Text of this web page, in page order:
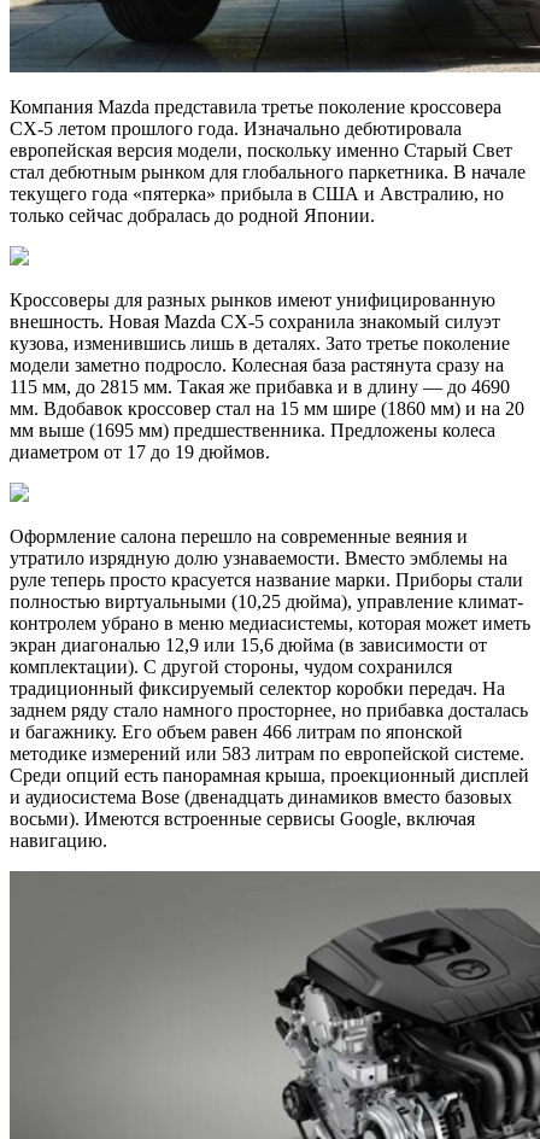
Компания Mazda представила третье поколение кроссовера
CX-5 летом прошлого года. Изначально дебютировала
европейская версия модели, поскольку именно Старый Свет
стал дебютным рынком для глобального паркетника. В начале
текущего года «пятерка» прибыла в США и Австралию, но
только сейчас добралась до родной Японии.
Кроссоверы для разных рынков имеют унифицированную
внешность. Новая Mazda CX-5 сохранила знакомый силуэт
кузова, изменившись лишь в деталях. Зато третье поколение
модели заметно подросло. Колесная база растянута сразу на
115 мм, до 2815 мм. Такая же прибавка и в длину — до 4690
мм. Вдобавок кроссовер стал на 15 мм шире (1860 мм) и на 20
мм выше (1695 мм) предшественника. Предложены колеса
диаметром от 17 до 19 дюймов.
Оформление салона перешло на современные веяния и
утратило изрядную долю узнаваемости. Вместо эмблемы на
руле теперь просто красуется название марки. Приборы стали
полностью виртуальными (10,25 дюйма), управление климат-
контролем убрано в меню медиасистемы, которая может иметь
экран диагональю 12,9 или 15,6 дюйма (в зависимости от
комплектации). С другой стороны, чудом сохранился
традиционный фиксируемый селектор коробки передач. На
заднем ряду стало намного просторнее, но прибавка досталась
и багажнику. Его объем равен 466 литрам по японской
методике измерений или 583 литрам по европейской системе.
Среди опций есть панорамная крыша, проекционный дисплей
и аудиосистема Bose (двенадцать динамиков вместо базовых
восьми). Имеются встроенные сервисы Google, включая
навигацию.